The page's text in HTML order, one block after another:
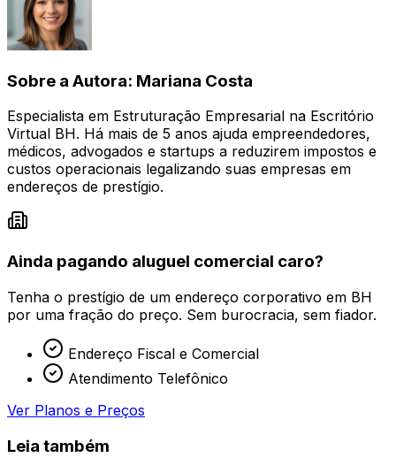
Sobre a Autora: Mariana Costa
Especialista em Estruturação Empresarial na Escritório
Virtual BH. Há mais de 5 anos ajuda empreendedores,
médicos, advogados e startups a reduzirem impostos e
custos operacionais legalizando suas empresas em
endereços de prestígio.
Ainda pagando aluguel comercial caro?
Tenha o prestígio de um endereço corporativo em BH
por uma fração do preço. Sem burocracia, sem fiador.
Endereço Fiscal e Comercial
Atendimento Telefônico
Ver Planos e Preços
Leia também